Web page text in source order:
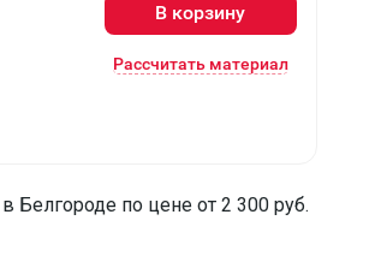
В корзину
Рассчитать материал
Белгороде по цене от 2 300 руб.